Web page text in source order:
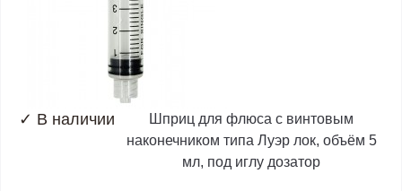
✓ В наличии
Шприц для флюса с винтовым
наконечником типа Луэр лок, объём 5
мл, под иглу дозатор